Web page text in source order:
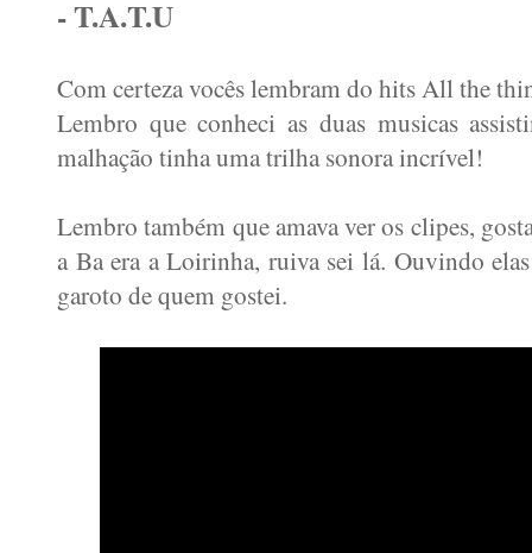
- T.A.T.U
Com certeza vocês lembram do hits All the
Lembro que conheci as duas musicas
malhação tinha uma trilha sonora incrível!
Lembro também que amava ver os clipes,
a Ba era a Loirinha, ruiva sei lá. Ouvindo
garoto de quem gostei.